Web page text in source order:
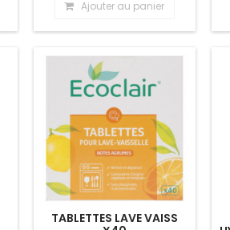
Ajouter au panier
TABLETTES LAVE VAISS